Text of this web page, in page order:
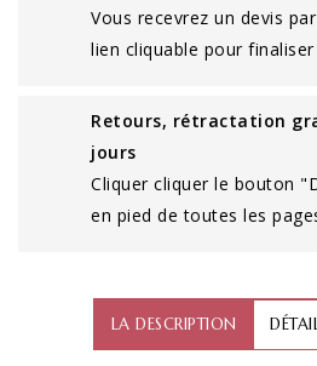
Vous recevrez un devis
lien cliquable pour
Retours, rétractation
jours
Cliquer cliquer le bouton
en pied de toutes les
LA DESCRIPTION